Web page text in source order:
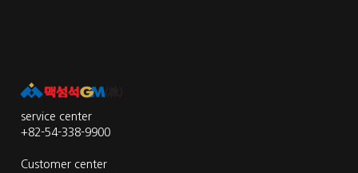
service center
+82-54-338-9900
Customer center